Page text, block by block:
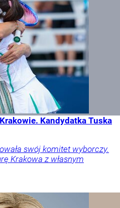
Kandydatka Tuska
swój komitet wyborczy.
Krakowa z własnym